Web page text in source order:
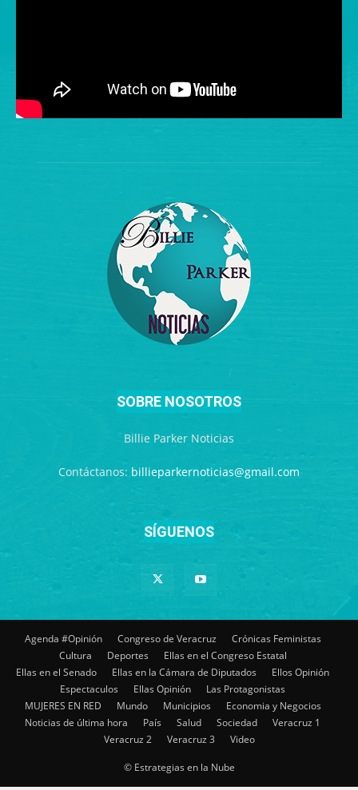
SOBRE NOSOTROS
Billie Parker Noticias
Contáctanos: billieparkernoticias@gmail.com
SÍGUENOS
Agenda #Opinión Congreso de Veracruz
Crónicas Feministas
Cultura
Deportes
Ellas en el Congreso Estatal
Ellas en el Senado
Ellas en la Cámara de Diputados
Ellos Opinión
Espectaculos
Ellas Opinión
Las Protagonistas
MUJERES EN RED
Mundo Municipios
Economia y Negocios
Noticias de última hora
País Salud Sociedad
Veracruz 1
Veracruz 2
Veracruz 3 Video
© Estrategias en la Nube